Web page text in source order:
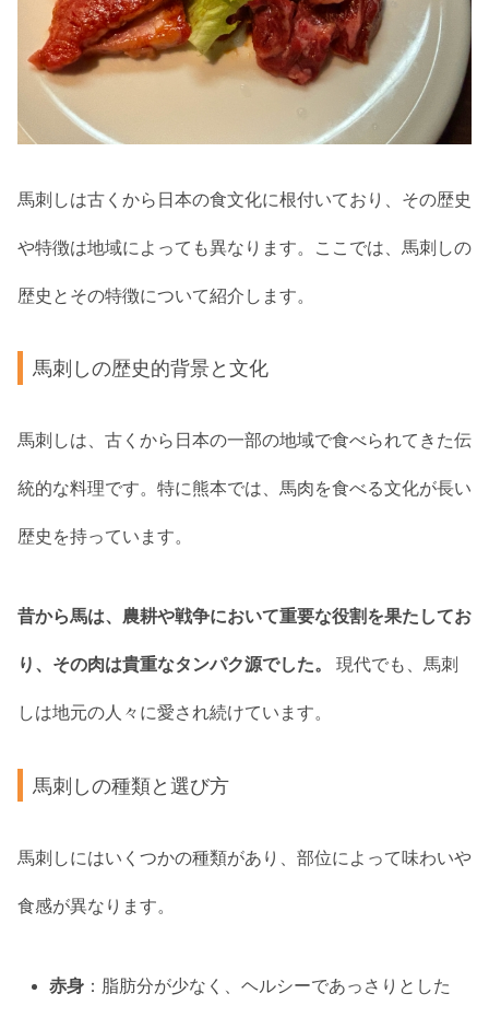
馬刺しは古くから日本の食文化に根付いており、その歴史
や特徴は地域によっても異なります。ここでは、馬刺しの
歴史とその特徴について紹介します。
馬刺しの歴史的背景と文化
馬刺しは、古くから日本の一部の地域で食べられてきた伝
統的な料理です。特に熊本では、馬肉を食べる文化が長い
歴史を持っています。
昔から馬は、農耕や戦争において重要な役割を果たしてお
り、その肉は貴重なタンパク源でした。 現代でも、馬刺
しは地元の人々に愛され続けています。
馬刺しの種類と選び方
馬刺しにはいくつかの種類があり、部位によって味わいや
食感が異なります。
赤身 ：脂肪分が少なく、ヘルシーであっさりとした